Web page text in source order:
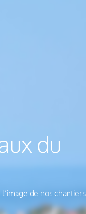
du
de nos chantiers